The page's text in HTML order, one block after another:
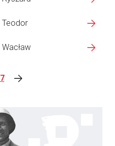
Teodor
Wacław
7